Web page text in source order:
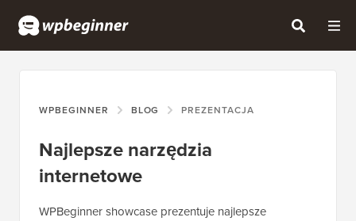
WPBEGINNER BLOG PREZENTACJA
Najlepsze narzędzia
internetowe
WPBeginner showcase prezentuje najlepsze